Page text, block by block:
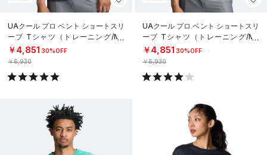
UAクール プロ ベント ショートスリ
ーブ Tシャツ（トレーニング/ME
N）
￥4,851 30%OFF
￥6,930
UAクール プロ ベント ショートスリ
ーブ Tシャツ（トレーニング/ME
N）
￥4,851 30%OFF
￥6,930